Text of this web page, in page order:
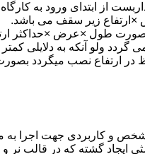
از ابتدای ورود به کارگاه
زیر سقف می باشد.
طول ×عرض ×حداکثر
و کاربردی جهت اجرا
ایجاد گشته که در قالب